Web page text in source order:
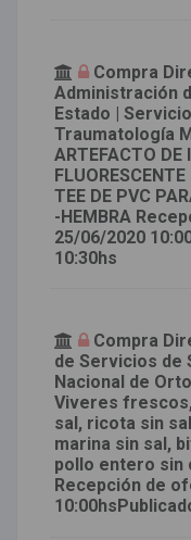
Compra
Administración
Estado |
Traumatología
ARTEFACTO DE
TEE DE PVC
-HEMBRA
25/06/2020
10:30hs
Compra
de Servicios de
Nacional de
Viveres
sal, ricota sin
marina sin sal,
pollo entero sin
Recepción de